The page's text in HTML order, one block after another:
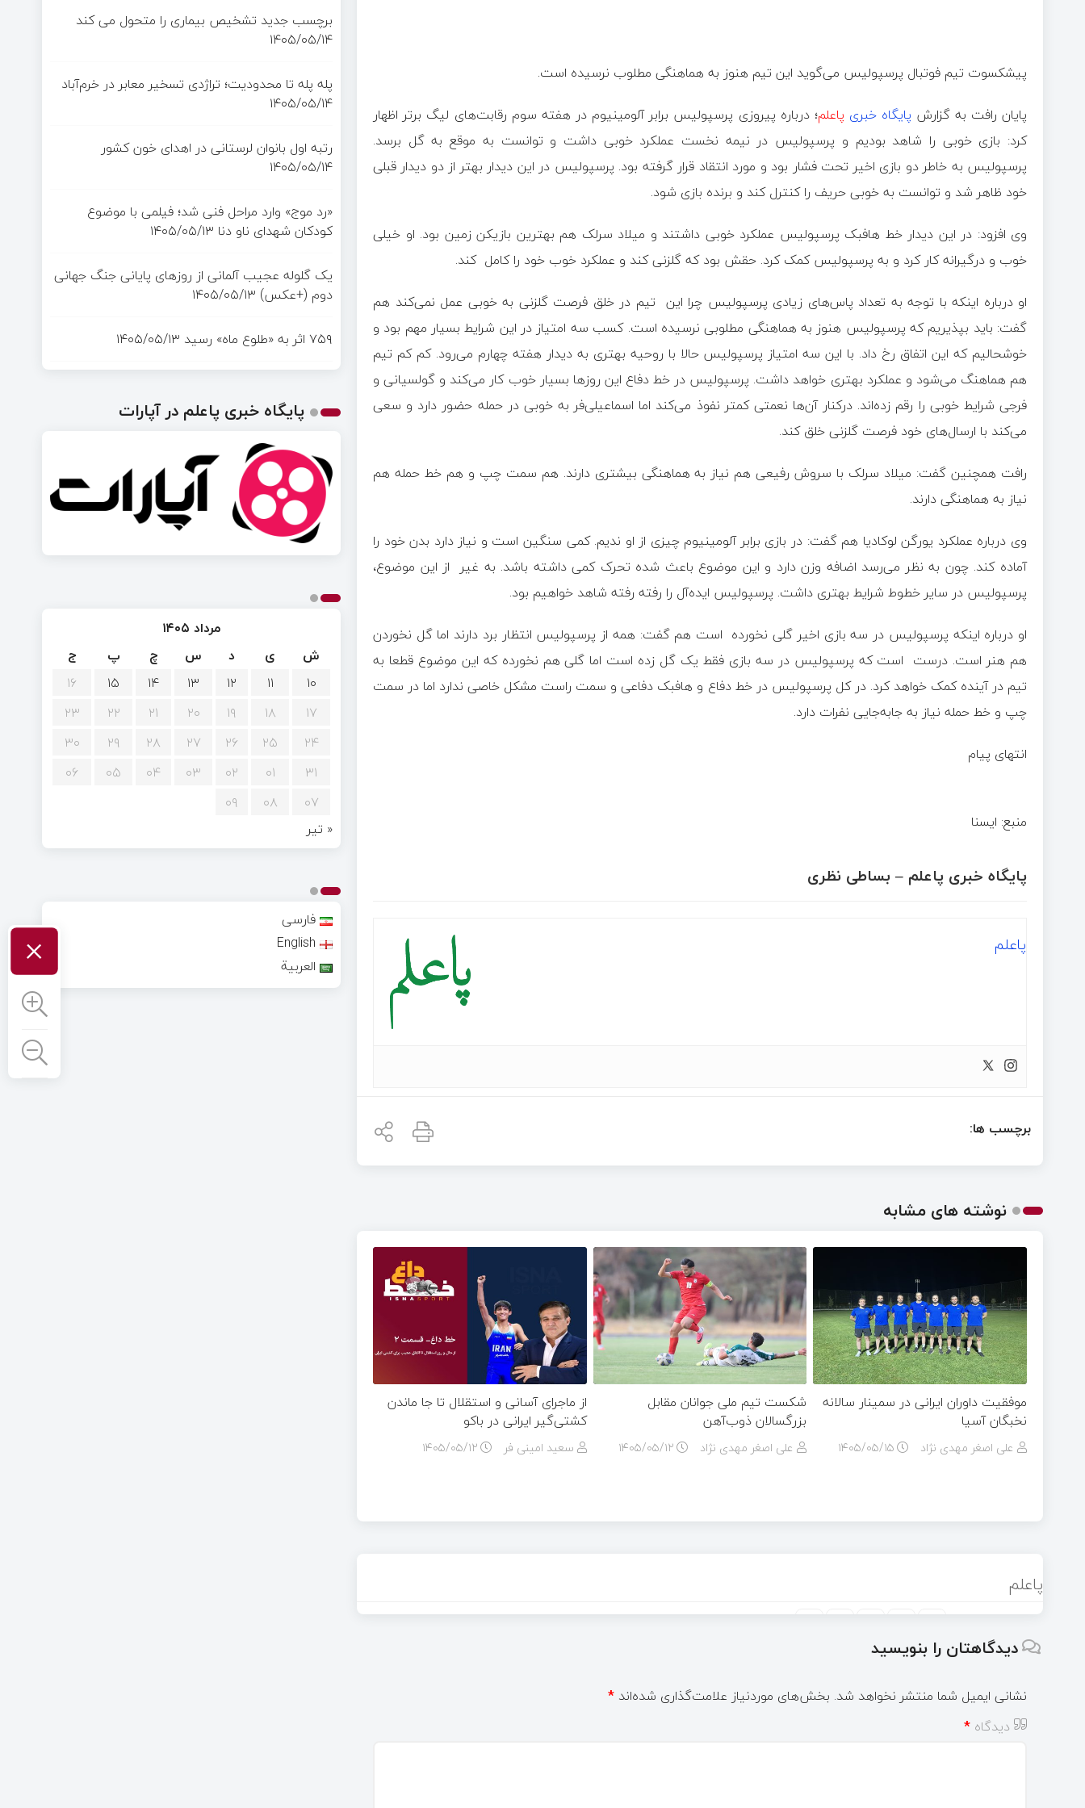
پیشکسوت تیم فوتبال پرسپولیس می‌گوید این تیم هنوز به هماهنگی مطلوب نرسیده است.
پایان رافت به گزارش پایگاه خبری پاعلم؛ درباره پیروزی پرسپولیس برابر آلومینیوم در هفته سوم رقابت‌های لیگ برتر اظهار
کرد: بازی خوبی را شاهد بودیم و پرسپولیس در نیمه نخست عملکرد خوبی داشت و توانست به موقع به گل برسد.
پرسپولیس به خاطر دو بازی اخیر تحت فشار بود و مورد انتقاد قرار گرفته بود. پرسپولیس در این دیدار بهتر از دو دیدار قبلی
خود ظاهر شد و توانست به خوبی حریف را کنترل کند و برنده بازی شود.
وی افزود: در این دیدار خط هافبک پرسپولیس عملکرد خوبی داشتند و میلاد سرلک هم بهترین بازیکن زمین بود. او خیلی
خوب و درگیرانه کار کرد و به پرسپولیس کمک کرد. حقش بود که گلزنی کند و عملکرد خوب خود را کامل کند.
او درباره اینکه با توجه به تعداد پاس‌های زیادی پرسپولیس چرا این تیم در خلق فرصت گلزنی به خوبی عمل نمی‌کند هم
گفت: باید بپذیریم که پرسپولیس هنوز به هماهنگی مطلوبی نرسیده است. کسب سه امتیاز در این شرایط بسیار مهم بود و
خوشحالیم که این اتفاق رخ داد. با این سه امتیاز پرسپولیس حالا با روحیه بهتری به دیدار هفته چهارم می‌رود. کم کم تیم
هم هماهنگ می‌شود و عملکرد بهتری خواهد داشت. پرسپولیس در خط دفاع این روزها بسیار خوب کار می‌کند و گولسیانی و
فرجی شرایط خوبی را رقم زده‌اند. درکنار آن‌ها نعمتی کمتر نفوذ می‌کند اما اسماعیلی‌فر به خوبی در حمله حضور دارد و سعی
می‌کند با ارسال‌های خود فرصت گلزنی خلق کند.
رافت همچنین گفت: میلاد سرلک با سروش رفیعی هم نیاز به هماهنگی بیشتری دارند. هم سمت چپ و هم خط حمله هم
نیاز به هماهنگی دارند.
وی درباره عملکرد یورگن لوکادیا هم گفت: در بازی برابر آلومینیوم چیزی از او ندیم. کمی سنگین است و نیاز دارد بدن خود را
آماده کند. چون به نظر می‌رسد اضافه وزن دارد و این موضوع باعث شده تحرک کمی داشته باشد. به غیر از این موضوع،
پرسپولیس در سایر خطوط شرایط بهتری داشت. پرسپولیس ایده‌آل را رفته رفته شاهد خواهیم بود.
او درباره اینکه پرسپولیس در سه بازی اخیر گلی نخورده است هم گفت: همه از پرسپولیس انتظار برد دارند اما گل نخوردن
هم هنر است. درست است که پرسپولیس در سه بازی فقط یک گل زده است اما گلی هم نخورده که این موضوع قطعا به
تیم در آینده کمک خواهد کرد. در کل پرسپولیس در خط دفاع و هافبک دفاعی و سمت راست مشکل خاصی ندارد اما در سمت
چپ و خط حمله نیاز به جابه‌جایی نفرات دارد.
انتهای پیام
منبع: ایسنا
پایگاه خبری پاعلم – بساطی نظری
پاعلم
برچسب ها:
نوشته های مشابه
موفقیت داوران ایرانی در سمینار سالانه
نخبگان آسیا
علی اصغر مهدی نژاد ۱۴۰۵/۰۵/۱۵
شکست تیم ملی جوانان مقابل
بزرگسالان ذوب‌آهن
علی اصغر مهدی نژاد ۱۴۰۵/۰۵/۱۲
از ماجرای آسانی و استقلال تا جا ماندن
کشتی‌گیر ایرانی در باکو
سعید امینی فر ۱۴۰۵/۰۵/۱۲
پاعلم
دیدگاهتان را بنویسید
نشانی ایمیل شما منتشر نخواهد شد. بخش‌های موردنیاز علامت‌گذاری شده‌اند *
دیدگاه *
برچسب جدید تشخیص بیماری را متحول می کند
۱۴۰۵/۰۵/۱۴
پله پله تا محدودیت؛ تراژدی تسخیر معابر در خرم‌آباد
۱۴۰۵/۰۵/۱۴
رتبه اول بانوان لرستانی در اهدای خون کشور
۱۴۰۵/۰۵/۱۴
«رد موج» وارد مراحل فنی شد؛ فیلمی با موضوع
کودکان شهدای ناو دنا ۱۴۰۵/۰۵/۱۳
یک گلوله عجیب آلمانی از روزهای پایانی جنگ جهانی
دوم (+عکس) ۱۴۰۵/۰۵/۱۳
۷۵۹ اثر به «طلوع ماه» رسید
۱۴۰۵/۰۵/۱۳
پایگاه خبری پاعلم در آپارات
مرداد ۱۴۰۵
ش
ی د س چ پ
ج
۱۰
۱۱ ۱۲ ۱۳ ۱۴ ۱۵
۱۶
۱۷
۱۸ ۱۹ ۲۰ ۲۱ ۲۲
۲۳
۲۴
۲۵ ۲۶ ۲۷ ۲۸ ۲۹
۳۰
۳۱
۰۱ ۰۲ ۰۳ ۰۴ ۰۵
۰۶
۰۷
۰۸
۰۹
« تیر
فارسی
English
العربية
×